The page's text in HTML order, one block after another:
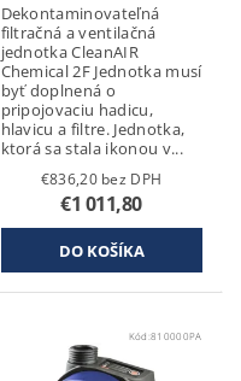
Dekontaminovateľná
filtračná a ventilačná
jednotka CleanAIR
Chemical 2F Jednotka musí
byť doplnená o
pripojovaciu hadicu,
hlavicu a filtre. Jednotka,
ktorá sa stala ikonou v...
€836,20 bez DPH
€1 011,80
Kód:810000PA